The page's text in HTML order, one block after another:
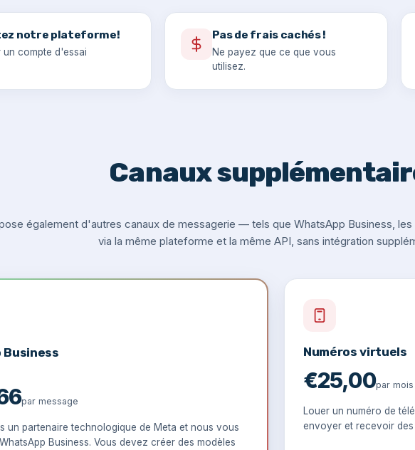
notre plateforme!
un compte d'essai
Pas de frais cachés !
Ne payez que ce que vous
utilisez.
Canaux
également d'autres canaux de messagerie — tels que WhatsApp Business,
via la même plateforme et la même API, sans intégration
Business
par message
un partenaire technologique de Meta et nous vous
Business. Vous devez créer des modèles
Numéros virtuels
€25,00par mois
Louer un numéro de
envoyer et recevoir des